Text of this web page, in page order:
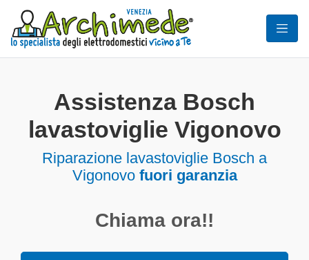
Assistenza Bosch
lavastoviglie Vigonovo
Riparazione lavastoviglie Bosch a
Vigonovo fuori garanzia
Chiama ora!!